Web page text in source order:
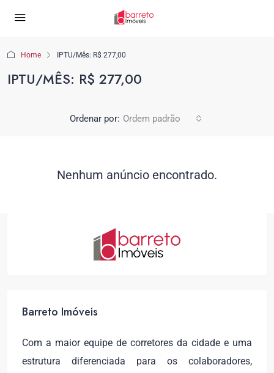
Home IPTU/Mês: R$ 277,00
IPTU/MÊS: R$ 277,00
Ordenar por: Ordem padrão
Nenhum anúncio encontrado.
Barreto Imóveis
Com a maior equipe de corretores da cidade e uma
estrutura diferenciada para os colaboradores,